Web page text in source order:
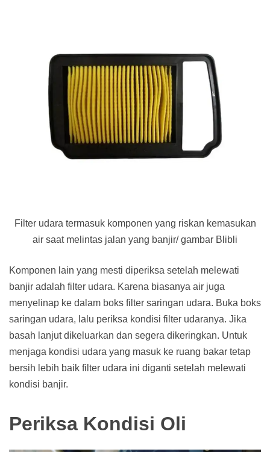
Filter udara termasuk komponen yang riskan kemasukan
air saat melintas jalan yang banjir/ gambar Blibli
Komponen lain yang mesti diperiksa setelah melewati
banjir adalah filter udara. Karena biasanya air juga
menyelinap ke dalam boks filter saringan udara. Buka boks
saringan udara, lalu periksa kondisi filter udaranya. Jika
basah lanjut dikeluarkan dan segera dikeringkan. Untuk
menjaga kondisi udara yang masuk ke ruang bakar tetap
bersih lebih baik filter udara ini diganti setelah melewati
kondisi banjir.
Periksa Kondisi Oli